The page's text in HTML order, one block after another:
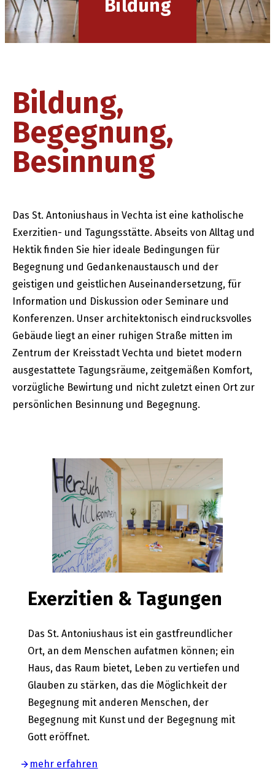
Bildung
Bildung,
Begegnung,
Besinnung
Das St. Antoniushaus in Vechta ist eine katholische
Exerzitien- und Tagungsstätte. Abseits von Alltag und
Hektik finden Sie hier ideale Bedingungen für
Begegnung und Gedankenaustausch und der
geistigen und geistlichen Auseinandersetzung, für
Information und Diskussion oder Seminare und
Konferenzen. Unser architektonisch eindrucksvolles
Gebäude liegt an einer ruhigen Straße mitten im
Zentrum der Kreisstadt Vechta und bietet modern
ausgestattete Tagungsräume, zeitgemäßen Komfort,
vorzügliche Bewirtung und nicht zuletzt einen Ort zur
persönlichen Besinnung und Begegnung.
Exerzitien & Tagungen
Das St. Antoniushaus ist ein gastfreundlicher
Ort, an dem Menschen aufatmen können; ein
Haus, das Raum bietet, Leben zu vertiefen und
Glauben zu stärken, das die Möglichkeit der
Begegnung mit anderen Menschen, der
Begegnung mit Kunst und der Begegnung mit
Gott eröffnet.
mehr erfahren